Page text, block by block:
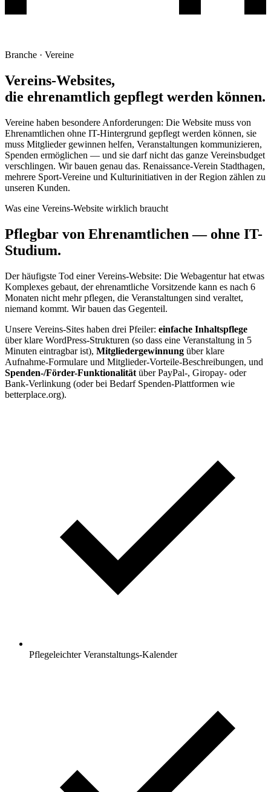
Branche · Vereine
Vereins-Websites,
die ehrenamtlich gepflegt werden können.
Vereine haben besondere Anforderungen: Die Website muss von
Ehrenamtlichen ohne IT-Hintergrund gepflegt werden können, sie
muss Mitglieder gewinnen helfen, Veranstaltungen kommunizieren,
Spenden ermöglichen — und sie darf nicht das ganze Vereinsbudget
verschlingen. Wir bauen genau das. Renaissance-Verein Stadthagen,
mehrere Sport-Vereine und Kulturinitiativen in der Region zählen zu
unseren Kunden.
Was eine Vereins-Website wirklich braucht
Pflegbar von Ehrenamtlichen — ohne IT-
Studium.
Der häufigste Tod einer Vereins-Website: Die Webagentur hat etwas
Komplexes gebaut, der ehrenamtliche Vorsitzende kann es nach 6
Monaten nicht mehr pflegen, die Veranstaltungen sind veraltet,
niemand kommt. Wir bauen das Gegenteil.
Unsere Vereins-Sites haben drei Pfeiler: einfache Inhaltspflege
über klare WordPress-Strukturen (so dass eine Veranstaltung in 5
Minuten eintragbar ist), Mitgliedergewinnung über klare
Aufnahme-Formulare und Mitglieder-Vorteile-Beschreibungen, und
Spenden-/Förder-Funktionalität über PayPal-, Giropay- oder
Bank-Verlinkung (oder bei Bedarf Spenden-Plattformen wie
betterplace.org).
Pflegeleichter Veranstaltungs-Kalender